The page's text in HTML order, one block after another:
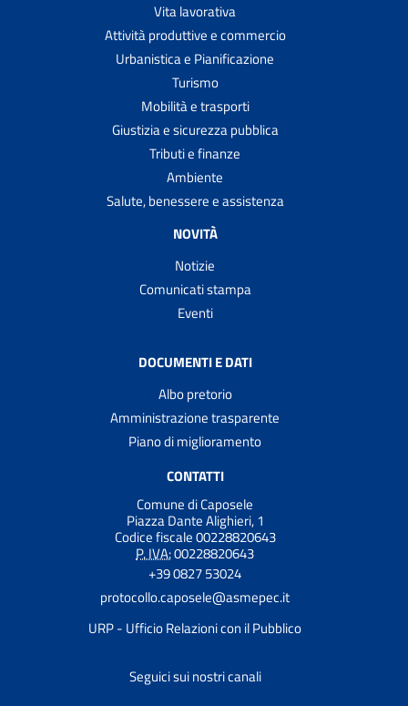
Vita lavorativa
Attività produttive e commercio
Urbanistica e Pianificazione
Turismo
Mobilità e trasporti
Giustizia e sicurezza pubblica
Tributi e finanze
Ambiente
Salute, benessere e assistenza
NOVITÀ
Notizie
Comunicati stampa
Eventi
DOCUMENTI E DATI
Albo pretorio
Amministrazione trasparente
Piano di miglioramento
CONTATTI
Comune di Caposele
Piazza Dante Alighieri, 1
Codice fiscale 00228820643
P. IVA:00228820643
+39 0827 53024
protocollo.caposele@asmepec.it
URP - Ufficio Relazioni con il Pubblico
Seguici sui nostri canali